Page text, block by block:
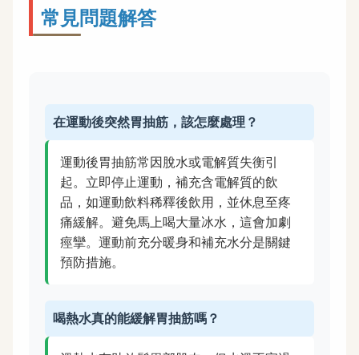
常見問題解答
在運動後突然胃抽筋，該怎麼處理？
運動後胃抽筋常因脫水或電解質失衡引
起。立即停止運動，補充含電解質的飲
品，如運動飲料稀釋後飲用，並休息至疼
痛緩解。避免馬上喝大量冰水，這會加劇
痙攣。運動前充分暖身和補充水分是關鍵
預防措施。
喝熱水真的能緩解胃抽筋嗎？